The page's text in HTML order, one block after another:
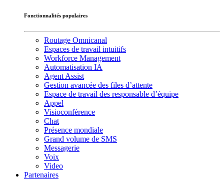
Fonctionnalités populaires
Routage Omnicanal
Espaces de travail intuitifs
Workforce Management
Automatisation IA
Agent Assist
Gestion avancée des files d’attente
Espace de travail des responsable d’équipe
Appel
Visioconférence
Chat
Présence mondiale
Grand volume de SMS
Messagerie
Voix
Video
Partenaires